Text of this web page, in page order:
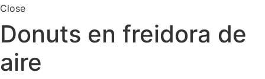
Close
Donuts en freidora de
aire